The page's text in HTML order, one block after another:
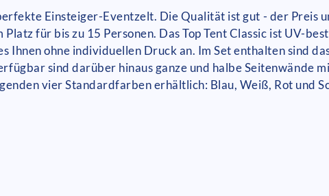
Einsteiger-Eventzelt. Die Qualität ist gut - der
Platz für bis zu 15 Personen. Das Top Tent Classic ist UV-
Ihnen ohne individuellen Druck an. Im Set enthalten sind
sind darüber hinaus ganze und halbe Seitenwände
vier Standardfarben erhältlich: Blau, Weiß, Rot und